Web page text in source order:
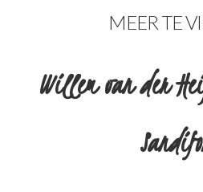
MEER TE
Willem van der